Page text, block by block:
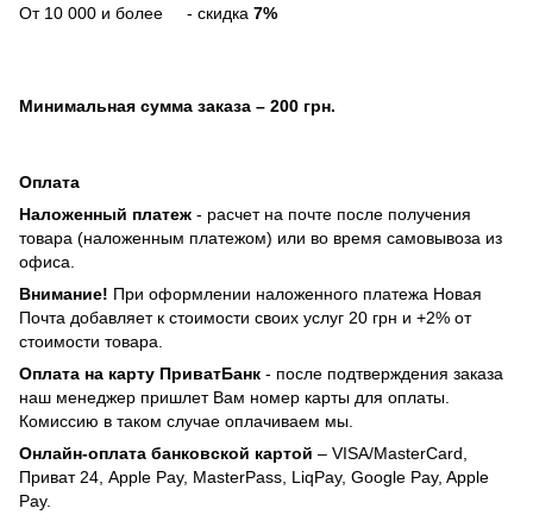
От 10 000 и более - скидка 7%
Минимальная сумма заказа – 200 грн.
Оплата
Наложенный платеж - расчет на почте после получения
товара (наложенным платежом) или во время самовывоза из
офиса.
Внимание! При оформлении наложенного платежа Новая
Почта добавляет к стоимости своих услуг 20 грн и +2% от
стоимости товара.
Оплата на карту ПриватБанк - после подтверждения заказа
наш менеджер пришлет Вам номер карты для оплаты.
Комиссию в таком случае оплачиваем мы.
Онлайн-оплата банковской картой – VISA/MasterCard,
Приват 24, Apple Pay, MasterPass, LiqPay, Google Pay, Apple
Pay.